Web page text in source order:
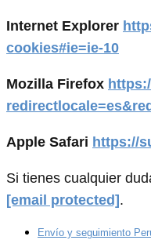
Internet Explorer
cookies#ie=ie-10
Mozilla Firefox
Apple Safari https://
Si tienes cualquier
[email protected] .
Envío y seguimiento